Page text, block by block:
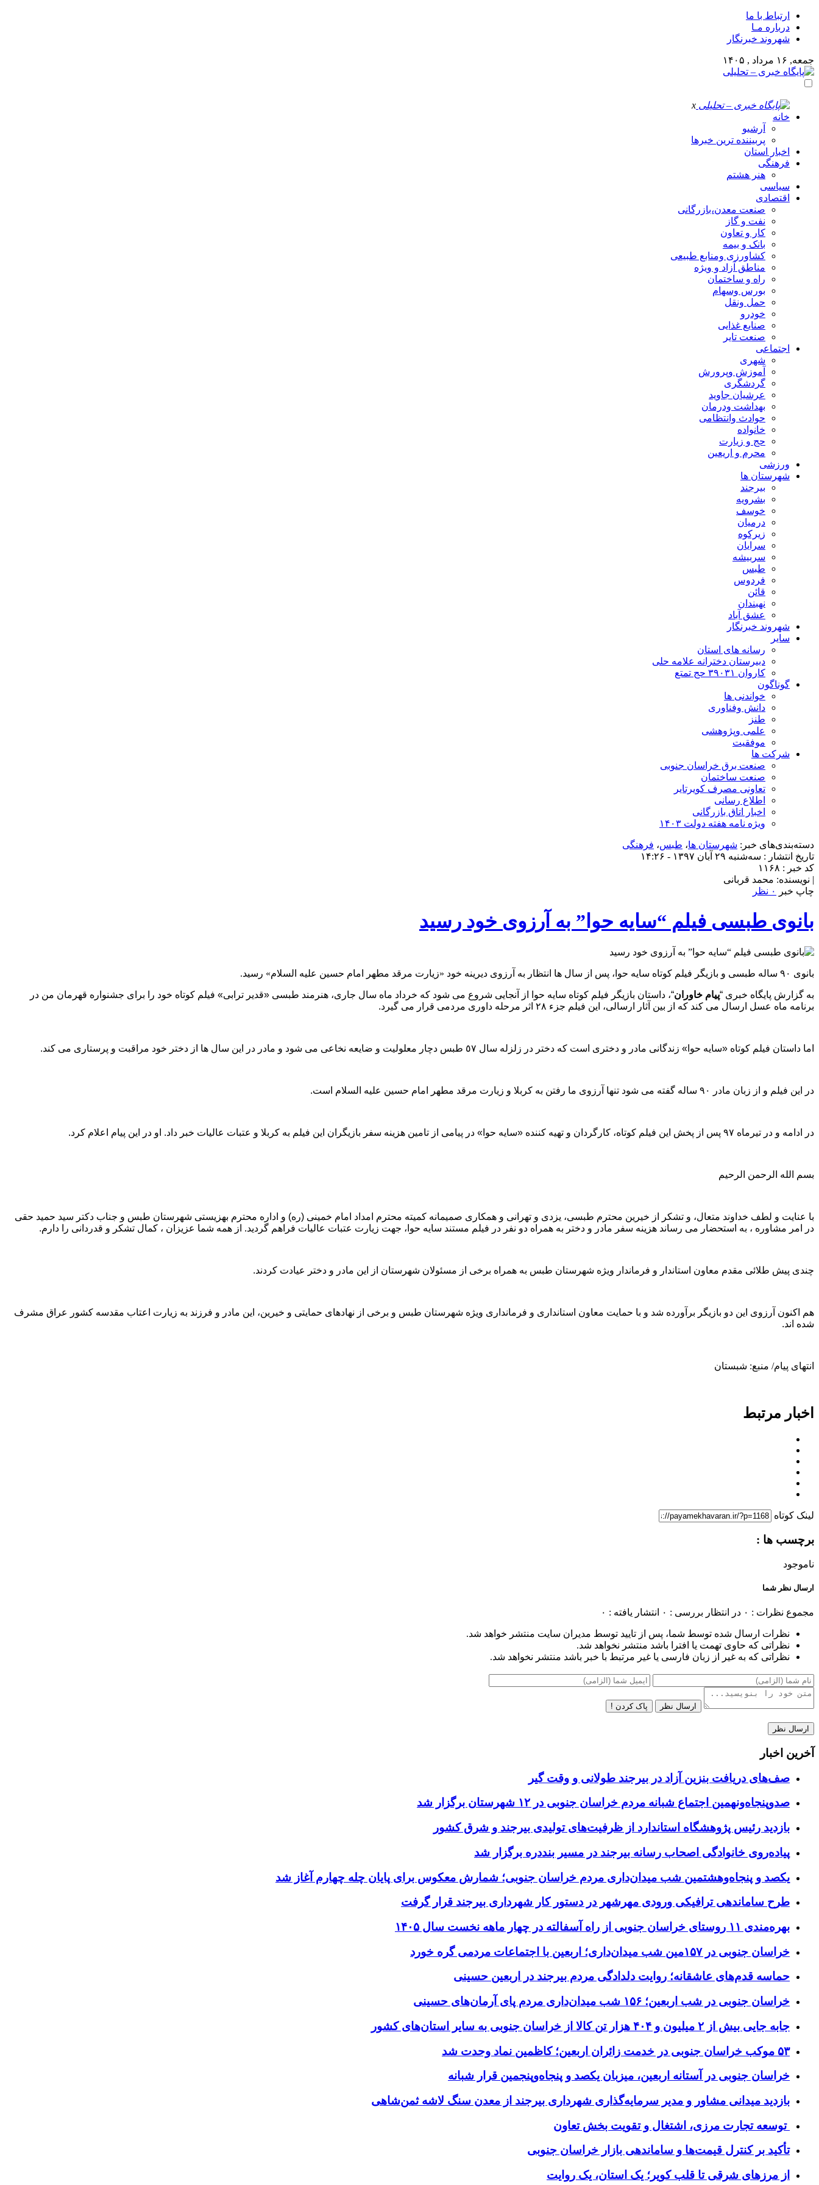
ارتباط با ما
درباره مـا
شهروند خبرنگار
جمعه, ۱۶ مرداد , ۱۴۰۵
x
خانه
آرشیو
پربیننده ترین خبرها
اخبار استان
فرهنگی
هنر هشتم
سیاسی
اقتصادی
صنعت معدن،بازرگانی
نفت و گاز
کار و تعاون
بانک و بیمه
کشاورزی ومنابع طبیعی
مناطق آزاد و ویژه
راه و ساختمان
بورس وسهام
حمل ونقل
خودرو
صنایع غذایی
صنعت تایر
اجتماعی
شهری
آموزش وپرورش
گردشگری
عرشیان جاوید
بهداشت ودرمان
حوادث وانتظامی
خانواده
حج و زیارت
محرم و اریعین
ورزشی
شهرستان ها
بیرجند
بشرویه
خوسف
درمیان
زیرکوه
سرایان
سربیشه
طبس
فردوس
قائن
نهبندان
عشق آباد
شهروند خبرنگار
سایر
رسانه های استان
دبیرستان دخترانه علامه حلی
کاروان ۳۹۰۳۱ حج تمتع
گوناگون
خواندنی ها
دانش وفناوری
طنز
علمی وپژوهشی
موفقیت
شرکت ها
صنعت برق خراسان جنوبی
صنعت ساختمان
تعاونی مصرف کویرتایر
اطلاع رسانی
اخبار اتاق بازرگانی
ویژه نامه هفته دولت ۱۴۰۳
دسته‌بندی‌های خبر: شهرستان ها، طبس، فرهنگی
تاریخ انتشار : سه‌شنبه ۲۹ آبان ۱۳۹۷ - ۱۴:۲۶
کد خبر : ۱۱۶۸
| نویسنده: محمد قربانی
چاپ خبر
۰ نظر
بانوی طبسی فیلم “سایه حوا” به آرزوی خود رسید
بانوی ۹۰ ساله طبسی و بازیگر فیلم کوتاه سایه حوا، پس از سال ها انتظار به آرزوی دیرینه خود «زیارت مرقد مطهر امام حسین علیه السلام» رسید.
به گزارش پایگاه خبری “پیام خاوران“، داستان بازیگر فیلم کوتاه سایه حوا از آنجایی شروع می شود که خرداد ماه سال جاری، هنرمند طبسی «قدیر ترابی» فیلم کوتاه خود را برای جشنواره قهرمان من در
برنامه ماه عسل ارسال می کند که از بین آثار ارسالی، این فیلم جزء ٢٨ اثر مرحله داوری مردمی قرار می گیرد.
اما داستان فیلم کوتاه «سایه حوا» زندگانی مادر و دختری است که دختر در زلزله سال ٥٧ طبس دچار معلولیت و ضایعه نخاعی می شود و مادر در این سال ها از دختر خود مراقبت و پرستاری می کند.
در این فیلم و از زبان مادر ٩٠ ساله گفته می شود تنها آرزوی ما رفتن به کربلا و زیارت مرقد مطهر امام حسین علیه السلام است.
در ادامه و در تیرماه ۹۷ پس از پخش این فیلم کوتاه، کارگردان و تهیه کننده «سایه حوا» در پیامی از تامین هزینه سفر بازیگران این فیلم به کربلا و عتبات عالیات خبر داد. او در این پیام اعلام کرد.
بسم الله الرحمن الرحیم
با عنایت و لطف خداوند متعال، و تشکر از خیرین محترم طبسی، یزدی و تهرانی و همکاری صمیمانه کمیته محترم امداد امام خمینی (ره) و اداره محترم بهزیستی شهرستان طبس و جناب دکتر سید حمید حقی
در امر مشاوره ، به استحضار می رساند هزینه سفر مادر و دختر به همراه دو نفر در فیلم مستند سایه حوا، جهت زیارت عتبات عالیات فراهم گردید. از همه شما عزیزان ، کمال تشکر و قدردانی را دارم.
چندی پیش طلائی مقدم معاون استاندار و فرماندار ویژه شهرستان طبس به همراه برخی از مسئولان شهرستان از این مادر و دختر عیادت کردند.
هم اکنون آرزوی این دو بازیگر برآورده شد و با حمایت معاون استانداری و فرمانداری ویژه شهرستان طبس و برخی از نهادهای حمایتی و خیرین، این مادر و فرزند به زیارت اعتاب مقدسه کشور عراق مشرف
شده اند.
انتهای پیام/ منبع: شبستان
اخبار مرتبط
لینک کوتاه
برچسب ها :
ناموجود
ارسال نظر شما
مجموع نظرات : ۰ در انتظار بررسی : ۰ انتشار یافته : ۰
نظرات ارسال شده توسط شما، پس از تایید توسط مدیران سایت منتشر خواهد شد.
نظراتی که حاوی تهمت یا افترا باشد منتشر نخواهد شد.
نظراتی که به غیر از زبان فارسی یا غیر مرتبط با خبر باشد منتشر نخواهد شد.
ارسال نظر پاک کردن !
آخرین اخبار
صف‌های دریافت بنزین آزاد در بیرجند طولانی و وقت گیر
صدوپنجاه‌ونهمین اجتماع شبانه مردم خراسان جنوبی در ۱۲ شهرستان برگزار شد
بازدید رئیس پژوهشگاه استاندارد از ظرفیت‌های تولیدی بیرجند و شرق کشور
پیاده‌روی خانوادگی اصحاب رسانه بیرجند در مسیر بنددره برگزار شد
یکصد و پنجاه‌وهشتمین شب میدان‌داری مردم خراسان جنوبی؛ شمارش معکوس برای پایان چله چهارم آغاز شد
طرح ساماندهی ترافیکی ورودی مهرشهر در دستور کار شهرداری بیرجند قرار گرفت
بهره‌مندی ۱۱ روستای خراسان جنوبی از راه آسفالته در چهار ماهه نخست سال ۱۴۰۵
خراسان جنوبی در ۱۵۷مین شب میدان‌داری؛ اربعین با اجتماعات مردمی گره خورد
حماسه قدم‌های عاشقانه؛ روایت دلدادگی مردم بیرجند در اربعین حسینی
خراسان جنوبی در شب اربعین؛ ۱۵۶ شب میدان‌داری مردم پای آرمان‌های حسینی
جابه جایی بیش از ۲ میلیون و ۴۰۴ هزار تن کالا از خراسان جنوبی به سایر استان‌های کشور
۵۳ موکب خراسان جنوبی در خدمت زائران اربعین؛ کاظمین نماد وحدت شد
خراسان جنوبی در آستانه اربعین، میزبان یکصد و پنجاه‌وپنجمین قرار شبانه
بازدید میدانی مشاور و مدیر سرمایه‌گذاری شهرداری بیرجند از معدن سنگ لاشه ثمن‌شاهی
توسعه تجارت مرزی، اشتغال و تقویت بخش تعاون
تأکید بر کنترل قیمت‌ها و ساماندهی بازار خراسان جنوبی
از مرزهای شرقی تا قلب کویر؛ یک استان، یک روایت